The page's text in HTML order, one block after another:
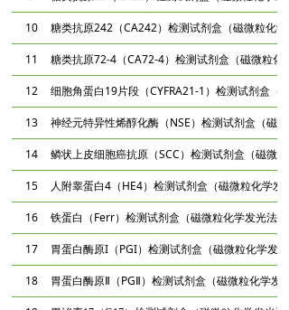
10 糖类抗原242（CA242）检测试剂盒（磁微粒化学
11 糖类抗原72-4（CA72-4）检测试剂盒（磁微粒化
12 细胞角蛋白19片段（CYFRA21-1）检测试剂盒（
13 神经元特异性烯醇化酶（NSE）检测试剂盒（磁微
14 鳞状上皮细胞癌抗原（SCC）检测试剂盒（磁微粒
15 人附睾蛋白4（HE4）检测试剂盒（磁微粒化学发
16 铁蛋白（Ferr）检测试剂盒（磁微粒化学发光法）
17 胃蛋白酶原I（PGI）检测试剂盒（磁微粒化学发光
18 胃蛋白酶原Ⅱ（PGⅡ）检测试剂盒（磁微粒化学发光